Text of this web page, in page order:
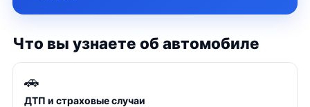
Что вы узнаете об автомобиле
🚗
ДТП и страховые случаи